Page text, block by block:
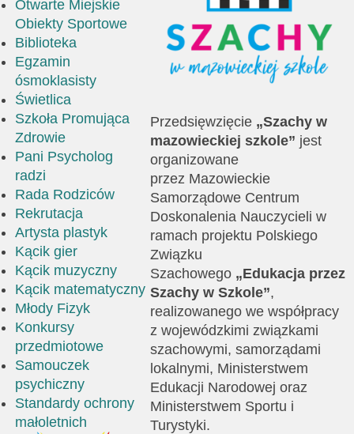
Otwarte Miejskie
Obiekty Sportowe
Biblioteka
Egzamin
ósmoklasisty
Świetlica
Szkoła Promująca
Zdrowie
Pani Psycholog
radzi
Rada Rodziców
Rekrutacja
Artysta plastyk
Kącik gier
Kącik muzyczny
Kącik matematyczny
Młody Fizyk
Konkursy
przedmiotowe
Samouczek
psychiczny
Standardy ochrony
małoletnich
Przedsięwzięcie „Szachy w
mazowieckiej szkole” jest
organizowane
przez Mazowieckie
Samorządowe Centrum
Doskonalenia Nauczycieli w
ramach projektu Polskiego
Związku
Szachowego „Edukacja przez
Szachy w Szkole”,
realizowanego we współpracy
z wojewódzkimi związkami
szachowymi, samorządami
lokalnymi, Ministerstwem
Edukacji Narodowej oraz
Ministerstwem Sportu i
Turystyki.